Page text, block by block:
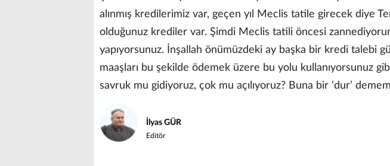
alınmış kredilerimiz var, geçen yıl Meclis tatile girecek diye
olduğunuz krediler var. Şimdi Meclis tatili öncesi
yapıyorsunuz. İnşallah önümüzdeki ay başka bir kredi talebi
maaşları bu şekilde ödemek üzere bu yolu kullanıyorsunuz
savruk mu gidiyoruz, çok mu açılıyoruz? Buna bir ‘dur’
İlyas GÜR
Editör